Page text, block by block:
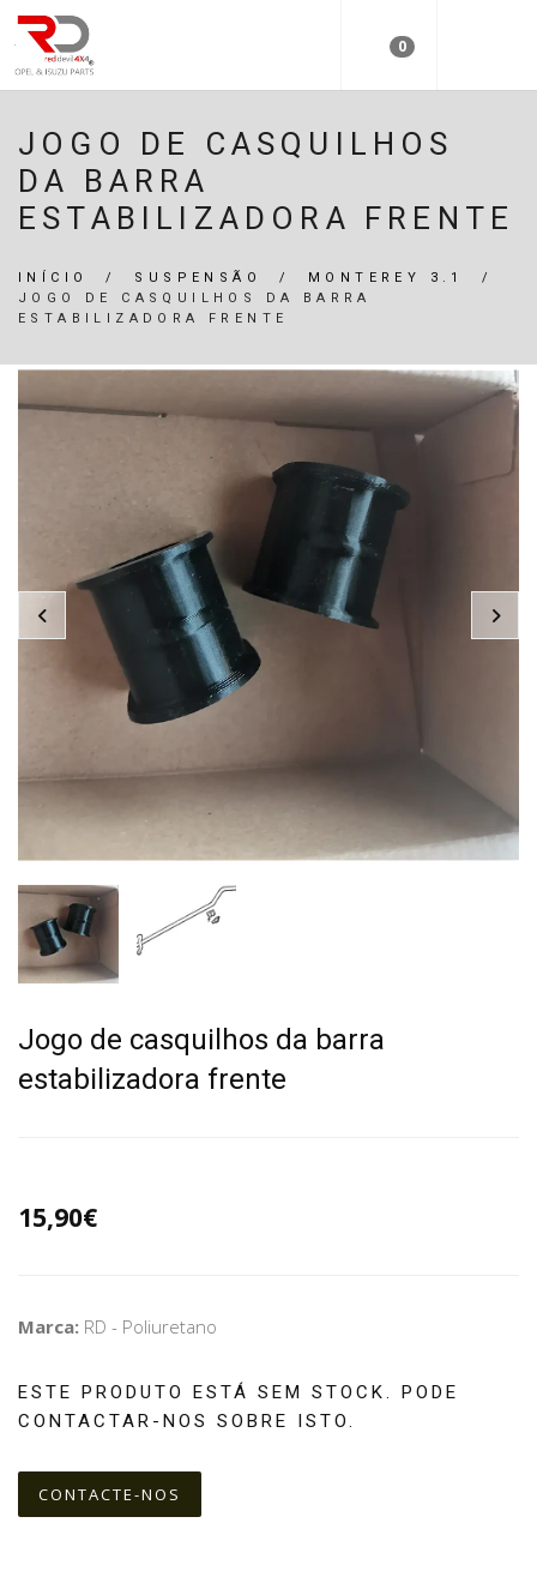
0
JOGO DE CASQUILHOS
DA BARRA
ESTABILIZADORA FRENTE
INÍCIO / SUSPENSÃO / MONTEREY 3.1
/
JOGO DE CASQUILHOS DA BARRA
ESTABILIZADORA FRENTE
Jogo de casquilhos da barra
estabilizadora frente
15,90€
Marca: RD - Poliuretano
ESTE PRODUTO ESTÁ SEM STOCK. PODE
CONTACTAR-NOS SOBRE ISTO.
CONTACTE-NOS